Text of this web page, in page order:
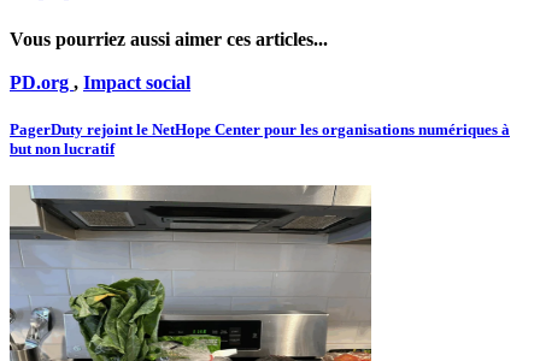
Vous pourriez aussi aimer ces articles...
PD.org , Impact social
PagerDuty rejoint le NetHope Center pour les organisations numériques à
but non lucratif